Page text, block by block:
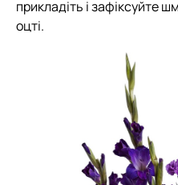
прикладіть і зафіксуйте
оцті.